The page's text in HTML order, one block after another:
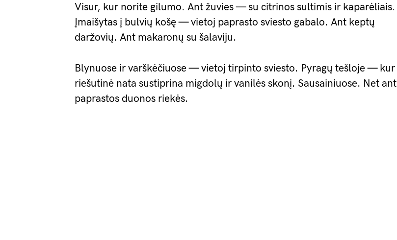
Visur, kur norite gilumo. Ant žuvies — su citrinos sultimis ir kaparėliais.
Įmaišytas į bulvių košę — vietoj paprasto sviesto gabalo. Ant keptų
daržovių. Ant makaronų su šalaviju.
Blynuose ir varškėčiuose — vietoj tirpinto sviesto. Pyragų tešloje — kur
riešutinė nata sustiprina migdolų ir vanilės skonį. Sausainiuose. Net ant
paprastos duonos riekės.